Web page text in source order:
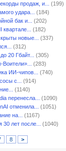
продаж, и...
(199)
удара...
(184)
бак и...
(202)
(182)
новые...
(337)
(312)
20 Гбайт...
(305)
(283)
ИИ-чипов...
(740)
с...
(914)
(1140)
перенесла...
(1090)
отменила...
(1051)
на...
(1167)
лет после...
(1040)
8 >